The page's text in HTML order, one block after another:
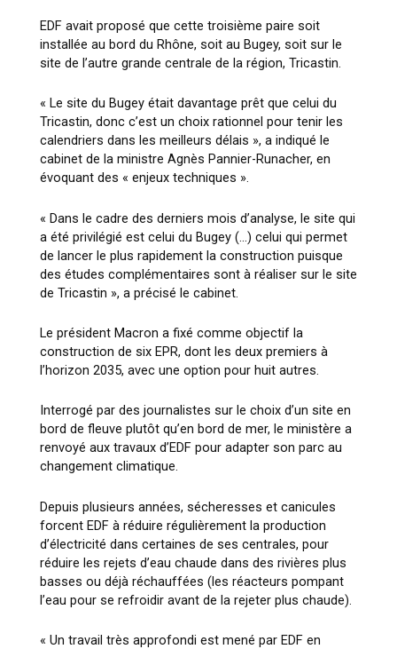
EDF avait proposé que cette troisième paire soit
installée au bord du Rhône, soit au Bugey, soit sur le
site de l’autre grande centrale de la région, Tricastin.
« Le site du Bugey était davantage prêt que celui du
Tricastin, donc c’est un choix rationnel pour tenir les
calendriers dans les meilleurs délais », a indiqué le
cabinet de la ministre Agnès Pannier-Runacher, en
évoquant des « enjeux techniques ».
« Dans le cadre des derniers mois d’analyse, le site qui
a été privilégié est celui du Bugey (…) celui qui permet
de lancer le plus rapidement la construction puisque
des études complémentaires sont à réaliser sur le site
de Tricastin », a précisé le cabinet.
Le président Macron a fixé comme objectif la
construction de six EPR, dont les deux premiers à
l’horizon 2035, avec une option pour huit autres.
Interrogé par des journalistes sur le choix d’un site en
bord de fleuve plutôt qu’en bord de mer, le ministère a
renvoyé aux travaux d’EDF pour adapter son parc au
changement climatique.
Depuis plusieurs années, sécheresses et canicules
forcent EDF à réduire régulièrement la production
d’électricité dans certaines de ses centrales, pour
réduire les rejets d’eau chaude dans des rivières plus
basses ou déjà réchauffées (les réacteurs pompant
l’eau pour se refroidir avant de la rejeter plus chaude).
« Un travail très approfondi est mené par EDF en